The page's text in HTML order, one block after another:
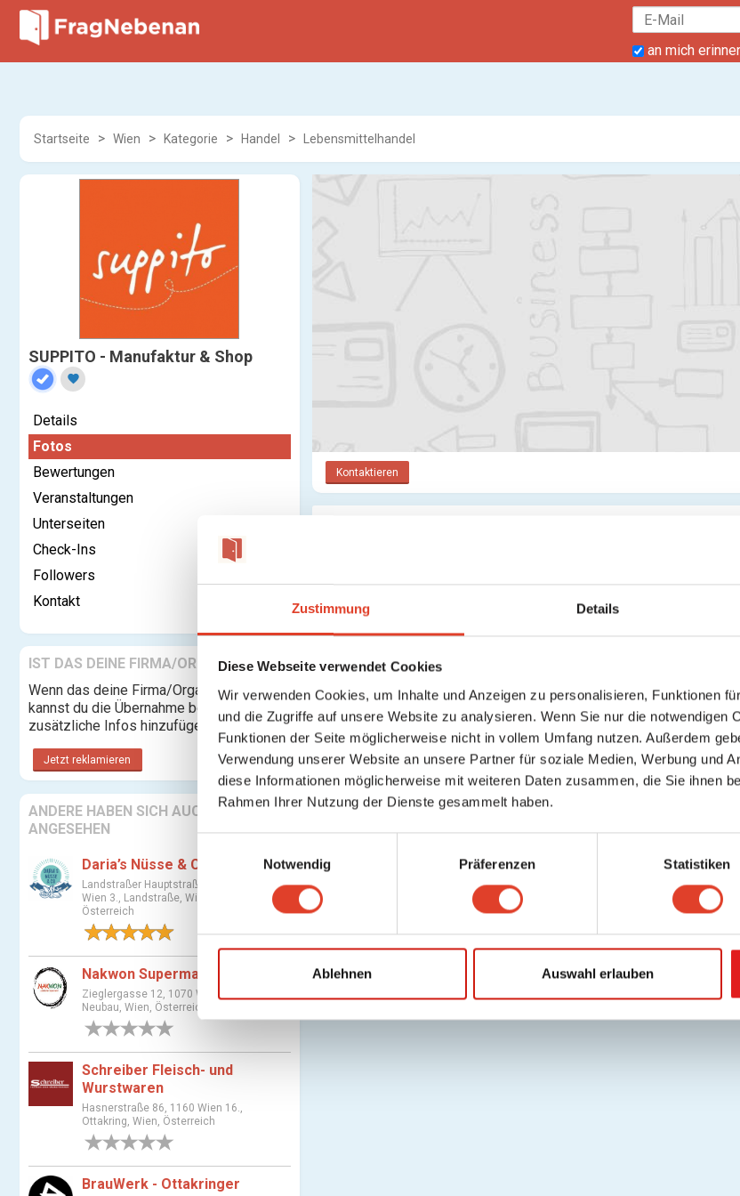
Zustimmung Details
Diese Webseite verwendet Cookies
Wir verwenden Cookies, um Inhalte und Anzeigen zu personalisieren, Funktionen
und die Zugriffe auf unsere Website zu analysieren. Wenn Sie nur die notwendigen
Funktionen der Seite möglicherweise nicht in vollem Umfang nutzen. Außerdem
Verwendung unserer Website an unsere Partner für soziale Medien, Werbung und
diese Informationen möglicherweise mit weiteren Daten zusammen, die Sie ihnen
Rahmen Ihrer Nutzung der Dienste gesammelt haben.
i
n
l
i
g
n
g
a
s
w
Notwendig Präferenzen Statistiken
Ablehnen Auswahl erlauben
an mich
Startseite Wien Kategorie Handel Lebensmittelhandel
SUPPITO - Manufaktur & Shop
favorite
Details
Fotos
Bewertungen
Veranstaltungen
Unterseiten
Check-Ins
Followers
Kontakt
IST DAS DEINE FIRMA/ORGANISATION?
Wenn das deine Firma/Organisation ist,
kannst du die Übernahme beantragen und
zusätzliche Infos hinzufügen.
Jetzt reklamieren
ANDERE HABEN SICH AUCH
ANGESEHEN
Daria’s Nüsse & Co
Landstraßer Hauptstraße 81, 1030
Wien 3., Landstraße, Wien,
Österreich
1 Bewertung
Nakwon Supermarkt
Zieglergasse 12, 1070 Wien 7.,
Neubau, Wien, Österreich
Schreiber Fleisch- und
Wurstwaren
Hasnerstraße 86, 1160 Wien 16.,
Ottakring, Wien, Österreich
BrauWerk - Ottakringer
Kontaktieren